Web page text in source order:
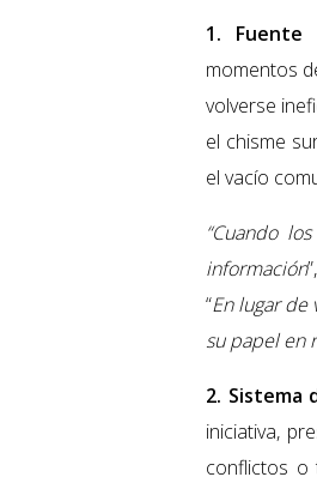
1. Fuente
momentos
volverse
el chisme
el vacío
“Cuando
información
“En lugar de
su papel en
2. Sistema
iniciativa,
conflictos o